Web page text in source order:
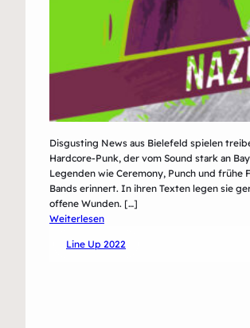
Disgusting News aus Bielefeld spielen
Hardcore-Punk, der vom Sound stark an
Legenden wie Ceremony, Punch und frühe
Bands erinnert. In ihren Texten legen sie
offene Wunden. […]
Weiterlesen:
News
Line Up 2022